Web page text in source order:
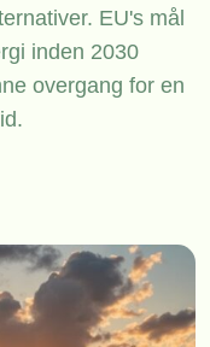
EU's mål
inden 2030
overgang for en